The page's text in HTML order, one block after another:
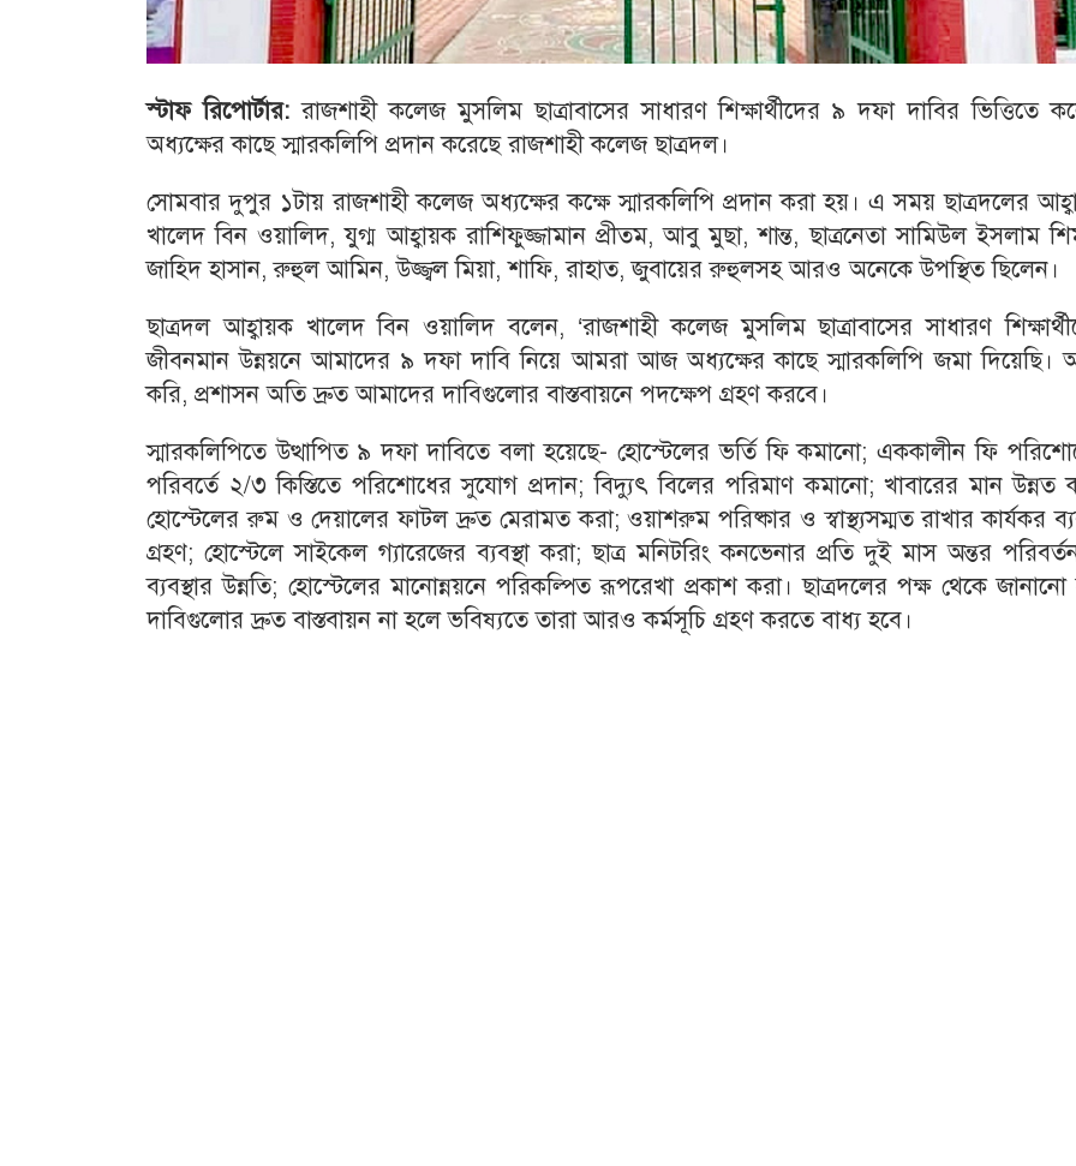
স্টাফ রিপোর্টার:রাজশাহী কলেজ মুসলিম ছাত্রাবাসের সাধারণ শিক্ষার্থীদের ৯ দফা দাবির ভিত্তিতে
অধ্যক্ষের কাছে স্মারকলিপি প্রদান করেছে রাজশাহী কলেজ ছাত্রদল।
সোমবার দুপুর ১টায় রাজশাহী কলেজ অধ্যক্ষের কক্ষে স্মারকলিপি প্রদান করা হয়। এ সময় ছাত্রদলের
খালেদ বিন ওয়ালিদ, যুগ্ম আহ্বায়ক রাশিফুজ্জামান প্রীতম, আবু মুছা, শান্ত, ছাত্রনেতা সামিউল ইসলাম
জাহিদ হাসান, রুহুল আমিন, উজ্জ্বল মিয়া, শাফি, রাহাত, জুবায়ের রুহুলসহ আরও অনেকে উপস্থিত ছিলেন।
ছাত্রদল আহ্বায়ক খালেদ বিন ওয়ালিদ বলেন, ‘রাজশাহী কলেজ মুসলিম ছাত্রাবাসের সাধারণ
জীবনমান উন্নয়নে আমাদের ৯ দফা দাবি নিয়ে আমরা আজ অধ্যক্ষের কাছে স্মারকলিপি জমা দিয়েছি।
করি, প্রশাসন অতি দ্রুত আমাদের দাবিগুলোর বাস্তবায়নে পদক্ষেপ গ্রহণ করবে।
স্মারকলিপিতে উত্থাপিত ৯ দফা দাবিতে বলা হয়েছে- হোস্টেলের ভর্তি ফি কমানো; এককালীন ফি
পরিবর্তে ২/৩ কিস্তিতে পরিশোধের সুযোগ প্রদান; বিদ্যুৎ বিলের পরিমাণ কমানো; খাবারের মান উন্নত
হোস্টেলের রুম ও দেয়ালের ফাটল দ্রুত মেরামত করা; ওয়াশরুম পরিষ্কার ও স্বাস্থ্যসম্মত রাখার কার্যকর
গ্রহণ; হোস্টেলে সাইকেল গ্যারেজের ব্যবস্থা করা; ছাত্র মনিটরিং কনভেনার প্রতি দুই মাস অন্তর
ব্যবস্থার উন্নতি; হোস্টেলের মানোন্নয়নে পরিকল্পিত রূপরেখা প্রকাশ করা। ছাত্রদলের পক্ষ থেকে
দাবিগুলোর দ্রুত বাস্তবায়ন না হলে ভবিষ্যতে তারা আরও কর্মসূচি গ্রহণ করতে বাধ্য হবে।